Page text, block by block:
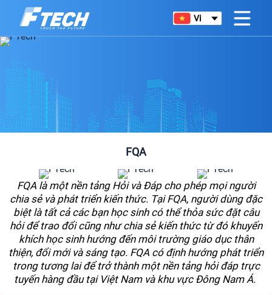
Vi
FQA
FQA là một nền tảng Hỏi và Đáp cho phép mọi người
chia sẻ và phát triển kiến thức. Tại FQA, người dùng đặc
biệt là tất cả các bạn học sinh có thể thỏa sức đặt câu
hỏi để trao đổi cũng như chia sẻ kiến thức từ đó khuyến
khích học sinh hướng đến môi trường giáo dục thân
thiện, đổi mới và sáng tạo. FQA có định hướng phát triển
trong tương lai để trở thành một nền tảng hỏi đáp trực
tuyến hàng đầu tại Việt Nam và khu vực Đông Nam Á.